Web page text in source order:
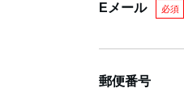
Eメール 必須
郵便番号